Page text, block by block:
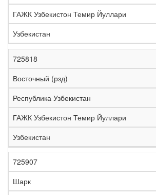
ГАЖК Узбекистон Темир Йуллари
Узбекистан
725818
Восточный (рзд)
Республика Узбекистан
ГАЖК Узбекистон Темир Йуллари
Узбекистан
725907
Шарк